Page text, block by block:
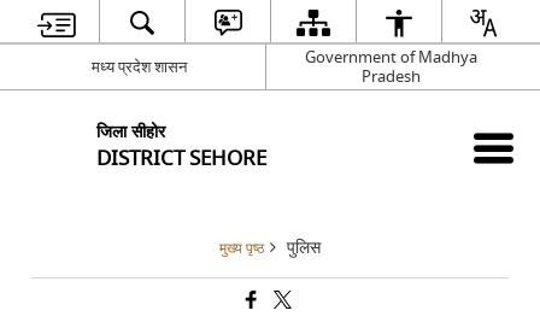
मध्य प्रदेश शासन
Government of Madhya
Pradesh
जिला सीहोर
DISTRICT SEHORE
मुख्य पृष्ठ पुलिस